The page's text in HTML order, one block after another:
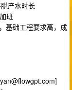
产水时长
班
基础工程要求高，成
]